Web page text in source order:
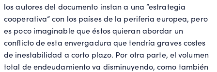
los autores del documento instan a una “estrategia
cooperativa” con los países de la periferia europea, pero
es poco imaginable que éstos quieran abordar un
conflicto de esta envergadura que tendría graves costes
de inestabilidad a corto plazo. Por otra parte, el volumen
total de endeudamiento va disminuyendo, como también